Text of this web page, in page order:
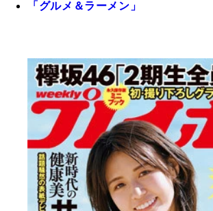
「グルメ＆ラーメン」